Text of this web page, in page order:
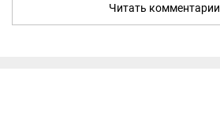
Читать комментарии